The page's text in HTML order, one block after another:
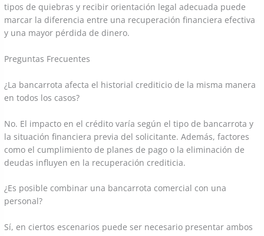
tipos de quiebras y recibir orientación legal adecuada puede
marcar la diferencia entre una recuperación financiera efectiva
y una mayor pérdida de dinero.
Preguntas Frecuentes
¿La bancarrota afecta el historial crediticio de la misma manera
en todos los casos?
No. El impacto en el crédito varía según el tipo de bancarrota y
la situación financiera previa del solicitante. Además, factores
como el cumplimiento de planes de pago o la eliminación de
deudas influyen en la recuperación crediticia.
¿Es posible combinar una bancarrota comercial con una
personal?
Sí, en ciertos escenarios puede ser necesario presentar ambos